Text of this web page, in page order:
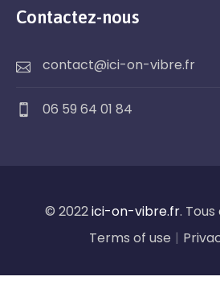
Contactez-nous
contact@ici-on-vibre.fr
06 59 64 01 84
© 2022ici-on-vibre.fr.
Terms of use |